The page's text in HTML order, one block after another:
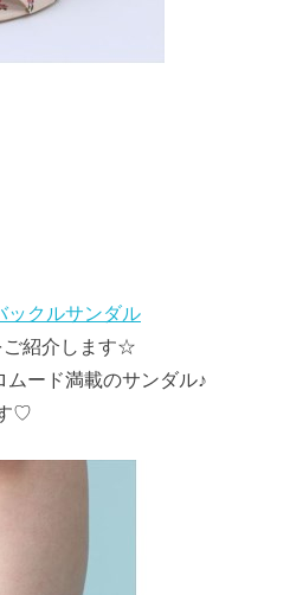
ックルサンダル
ご紹介します☆
ード満載のサンダル♪
♡